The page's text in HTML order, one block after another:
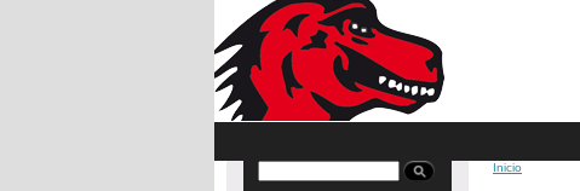
Inicio